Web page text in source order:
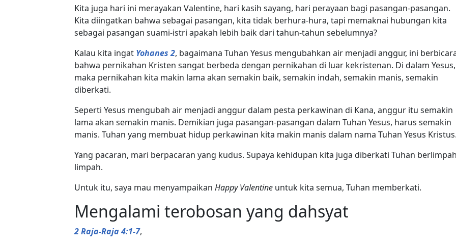
Kita juga hari ini merayakan Valentine, hari kasih sayang, hari perayaan bagi pasangan-pasangan.
Kita diingatkan bahwa sebagai pasangan, kita tidak berhura-hura, tapi memaknai hubungan kita
sebagai pasangan suami-istri apakah lebih baik dari tahun-tahun sebelumnya?
Kalau kita ingat Yohanes 2, bagaimana Tuhan Yesus mengubahkan air menjadi anggur, ini
bahwa pernikahan Kristen sangat berbeda dengan pernikahan di luar kekristenan. Di dalam Yesus,
maka pernikahan kita makin lama akan semakin baik, semakin indah, semakin manis, semakin
diberkati.
Seperti Yesus mengubah air menjadi anggur dalam pesta perkawinan di Kana, anggur itu semakin
lama akan semakin manis. Demikian juga pasangan-pasangan dalam Tuhan Yesus, harus semakin
manis. Tuhan yang membuat hidup perkawinan kita makin manis dalam nama Tuhan Yesus Kristus.
Yang pacaran, mari berpacaran yang kudus. Supaya kehidupan kita juga diberkati Tuhan
limpah.
Untuk itu, saya mau menyampaikan Happy Valentine untuk kita semua, Tuhan memberkati.
Mengalami terobosan yang dahsyat
2 Raja-Raja 4:1-7,